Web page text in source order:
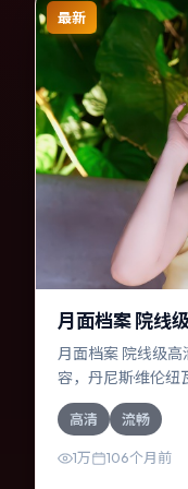
最新
月面档案 院线
月面档案 院线级
容，丹尼斯·维伦
亚，围绕一次意外
于主题，结尾留白
高清 流畅
1万 106个月前